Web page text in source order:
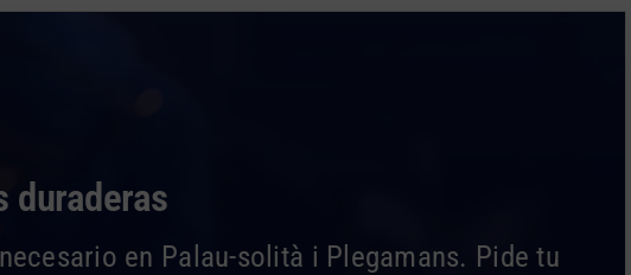
duraderas
en Palau-solità i Plegamans. Pide tu